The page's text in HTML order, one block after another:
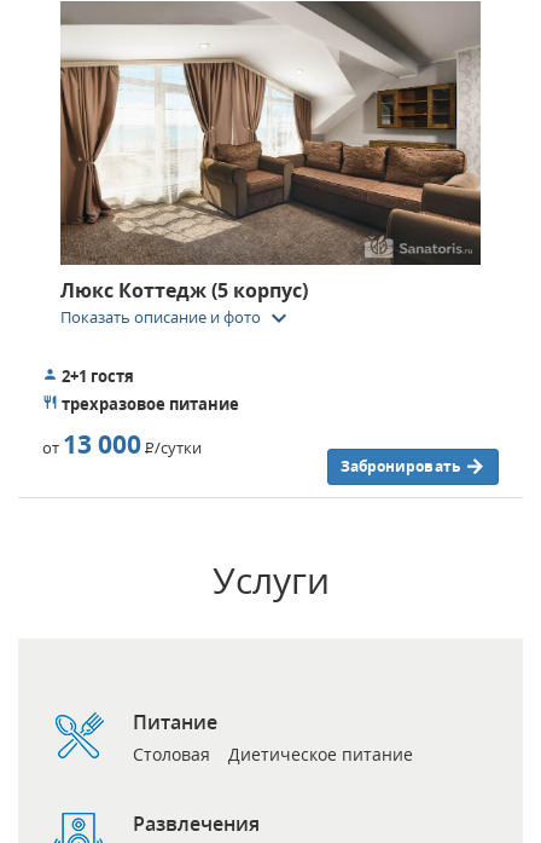
Люкс Коттедж (5 корпус)
Показать описание и фото keyboard_arrow_down
2+1 гостя
трехразовое питание
от 13 000Р/сутки
Забронировать
Услуги
Питание
Столовая Диетическое питание
Развлечения